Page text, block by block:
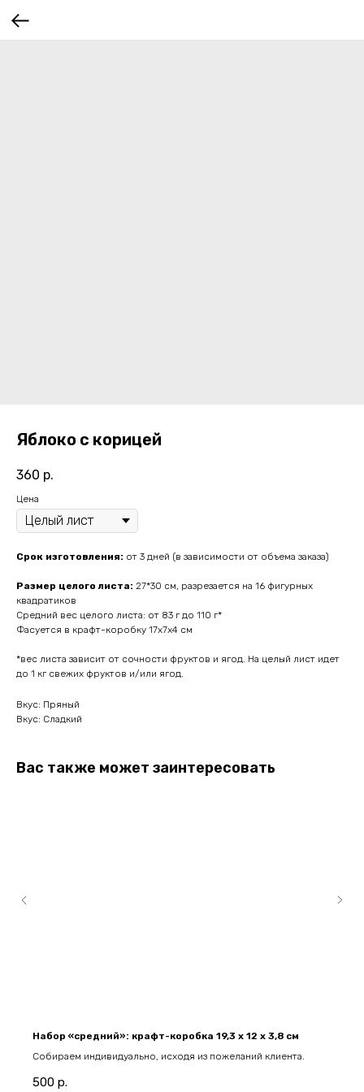
Яблоко с корицей
360 р.
Цена
Срок изготовления: от 3 дней (в зависимости от объема заказа)
Размер целого листа: 27*30 см, разрезается на 16 фигурных
квадратиков
Средний вес целого листа: от 83 г до 110 г*
Фасуется в крафт-коробку 17х7х4 см
*вес листа зависит от сочности фруктов и ягод. На целый лист идет
до 1 кг свежих фруктов и/или ягод.
Вкус: Пряный
Вкус: Сладкий
Вас также может заинтересовать
Набор «средний»: крафт-коробка 19,3 х 12 х 3,8 см
Собираем индивидуально, исходя из пожеланий клиента.
500 р.